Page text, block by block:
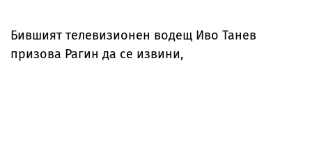
Бившият телевизионен водещ Иво Танев
призова Рагин да се извини,